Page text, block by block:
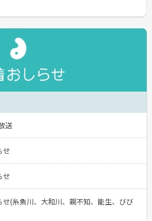
送
せ
せ
(糸魚川、大和川、親不知、能生、びび